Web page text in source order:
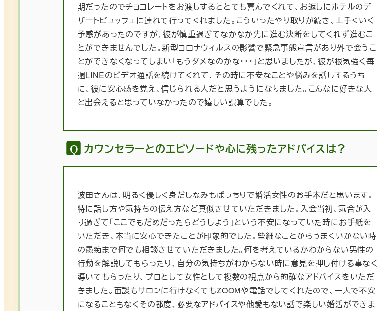
期だったのでチョコレートをお渡しするととても喜んでくれて、お返しにホテルのデ
ザートビュッフェに連れて行ってくれました。こういったやり取りが続き、上手くいく
予感があったのですが、彼が慎重過ぎてなかなか先に進む決断をしてくれず進むこ
とができませんでした。新型コロナウィルスの影響で緊急事態宣言があり外で会うこ
とができなくなってしまい「もうダメなのかな・・・」と思いましたが、彼が根気強く毎
週LINEのビデオ通話を続けてくれて、その時に不安なことや悩みを話しするうち
に、彼に安心感を覚え、信じられる人だと思うようになりました。こんなに好きな人
と出会えると思っていなかったので嬉しい誤算でした。
カウンセラーとのエピソードや心に残ったアドバイスは？
波田さんは、明るく優しく身だしなみもばっちりで婚活女性のお手本だと思います。
特に話し方や気持ちの伝え方など真似させていただきました。入会当初、気合が入
り過ぎて「ここでもだめだったらどうしよう」という不安になっていた時にお手紙を
いただき、本当に安心できたことが印象的でした。些細なことからうまくいかない時
の愚痴まで何でも相談させていただきました。何を考えているかわからない男性の
行動を解説してもらったり、自分の気持ちがわからない時に意見を押し付ける事なく
導いてもらったり、プロとして女性として複数の視点から的確なアドバイスをいただ
きました。面談もサロンに行けなくてもZOOMや電話でしてくれたので、一人で不安
になることもなくその都度、必要なアドバイスや他愛もない話で楽しい婚活ができま